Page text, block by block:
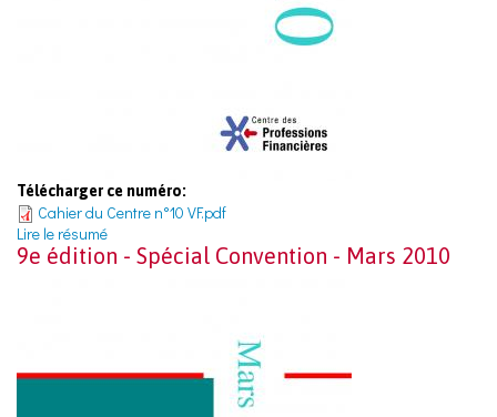
Télécharger ce numéro:
Cahier du Centre n°10 VF.pdf
Lire le résumé
9e édition - Spécial Convention - Mars 2010